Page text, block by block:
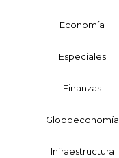
Economía
Especiales
Finanzas
Globoeconomía
Infraestructura